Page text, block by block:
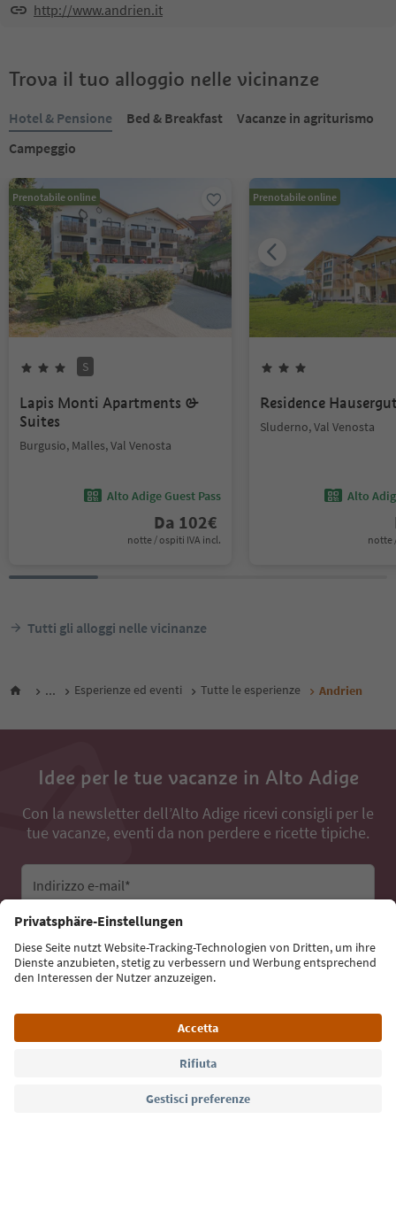
http://www.andrien.it
Trova il tuo alloggio nelle vicinanze
Hotel & Pensione Bed & Breakfast
Vacanze in agriturismo
Campeggio
Prenotabile online
S
Lapis Monti Apartments &
Suites
Burgusio, Malles, Val Venosta
Alto Adige Guest Pass
Da 102€
notte / ospiti IVA incl.
Prenotabile online
Residence
Sluderno, Val Venosta
Alto
notte
Tutti gli alloggi nelle vicinanze
... Esperienze ed eventi Tutte le esperienze Andrien
Idee per le tue vacanze in Alto Adige
Con la newsletter dell’Alto Adige ricevi consigli per le
tue vacanze, eventi da non perdere e ricette tipiche.
Indirizzo e-mail*
Iscriviti alla newsletter